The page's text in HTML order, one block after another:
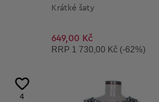
Krátké šaty
649,00 Kč
Doporučená cena:
RRP 1 730,00 Kč (-62%)
4